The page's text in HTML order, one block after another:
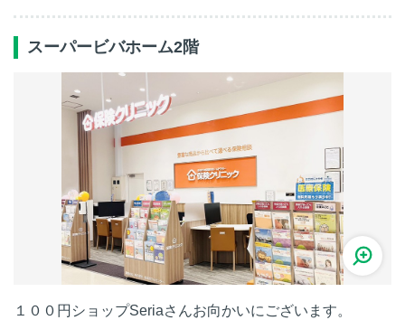
スーパービバホーム2階
１００円ショップSeriaさんお向かいにございます。